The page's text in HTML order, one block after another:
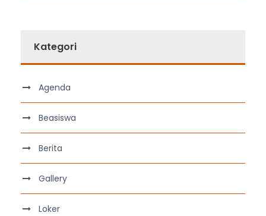
Kategori
Agenda
Beasiswa
Berita
Gallery
Loker